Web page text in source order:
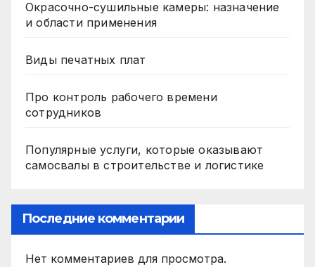
Окрасочно-сушильные камеры: назначение
и области применения
Виды печатных плат
Про контроль рабочего времени
сотрудников
Популярные услуги, которые оказывают
самосвалы в строительстве и логистике
Последние комментарии
Нет комментариев для просмотра.